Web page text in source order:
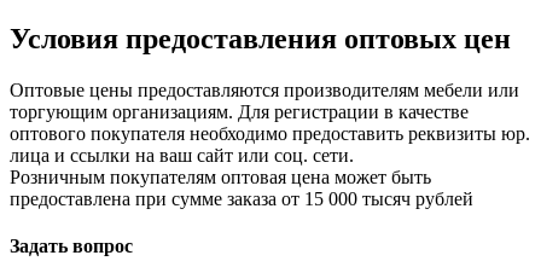
Условия предоставления оптовых цен
Оптовые цены предоставляются производителям мебели или
торгующим организациям. Для регистрации в качестве
оптового покупателя необходимо предоставить реквизиты юр.
лица и ссылки на ваш сайт или соц. сети.
Розничным покупателям оптовая цена может быть
предоставлена при сумме заказа от 15 000 тысяч рублей
Задать вопрос